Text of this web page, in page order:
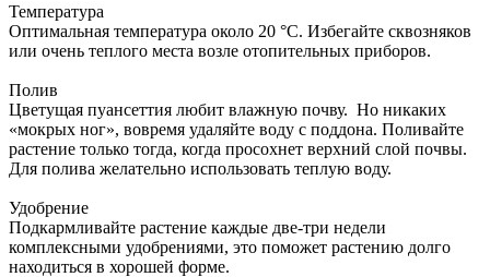
Температура
Оптимальная температура около 20 °C. Избегайте сквозняков
или очень теплого места возле отопительных приборов.
Полив
Цветущая пуансеттия любит влажную почву. Но никаких
«мокрых ног», вовремя удаляйте воду с поддона. Поливайте
растение только тогда, когда просохнет верхний слой почвы.
Для полива желательно использовать теплую воду.
Удобрение
Подкармливайте растение каждые две-три недели
комплексными удобрениями, это поможет растению долго
находиться в хорошей форме.